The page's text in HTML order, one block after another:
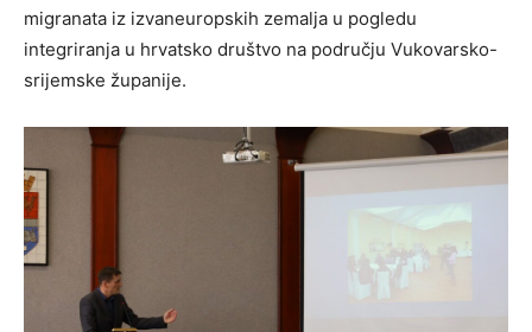
migranata iz izvaneuropskih zemalja u pogledu
integriranja u hrvatsko društvo na području Vukovarsko-
srijemske županije.